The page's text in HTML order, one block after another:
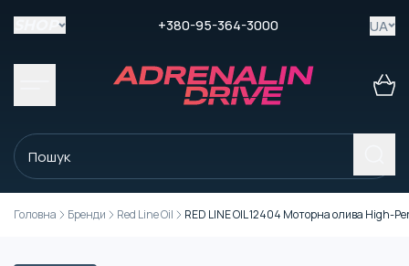
+380-95-364-3000 UA
Головна Бренди Red Line Oil RED LINE OIL 12404 Моторна олива High-